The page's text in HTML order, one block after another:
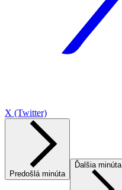
X (Twitter)
Predošlá minúta
Ďalšia minúta